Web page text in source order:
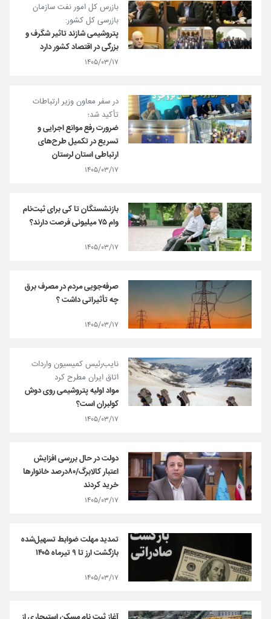
بازرس کل امور نفت سازمان
بازرسی کل کشور:
پتروشیمی شازند تاثیر شگرف و
بزرگی در اقتصاد کشور دارد
۱۴۰۵/۰۳/۱۷
در سفر معاون وزیر ارتباطات
تأکید شد؛
ضرورت رفع موانع اجرایی و
تسریع در تکمیل طرح‌های
ارتباطی استان لرستان
۱۴۰۵/۰۳/۱۷
بازنشستگان تا کی برای ثبت‌نام
وام ۷۵ میلیونی فرصت دارند؟
۱۴۰۵/۰۳/۱۷
صرفه‌جویی مردم در مصرف برق
چه تأثیراتی داشت ؟
۱۴۰۵/۰۳/۱۷
نایب‌رئیس کمیسیون واردات
اتاق ایران مطرح کرد
مواد اولیه پتروشیمی روی دوش
کولبران است؟
۱۴۰۵/۰۳/۱۷
دولت در حال بررسی افزایش
اعتبار کالابرگ/۸۰درصد خانوارها
خرید کردند
۱۴۰۵/۰۳/۱۷
تمدید مهلت ضوابط تسهیل‌شده
بازگشت ارز تا ۹ تیرماه ۱۴۰۵
۱۴۰۵/۰۳/۱۷